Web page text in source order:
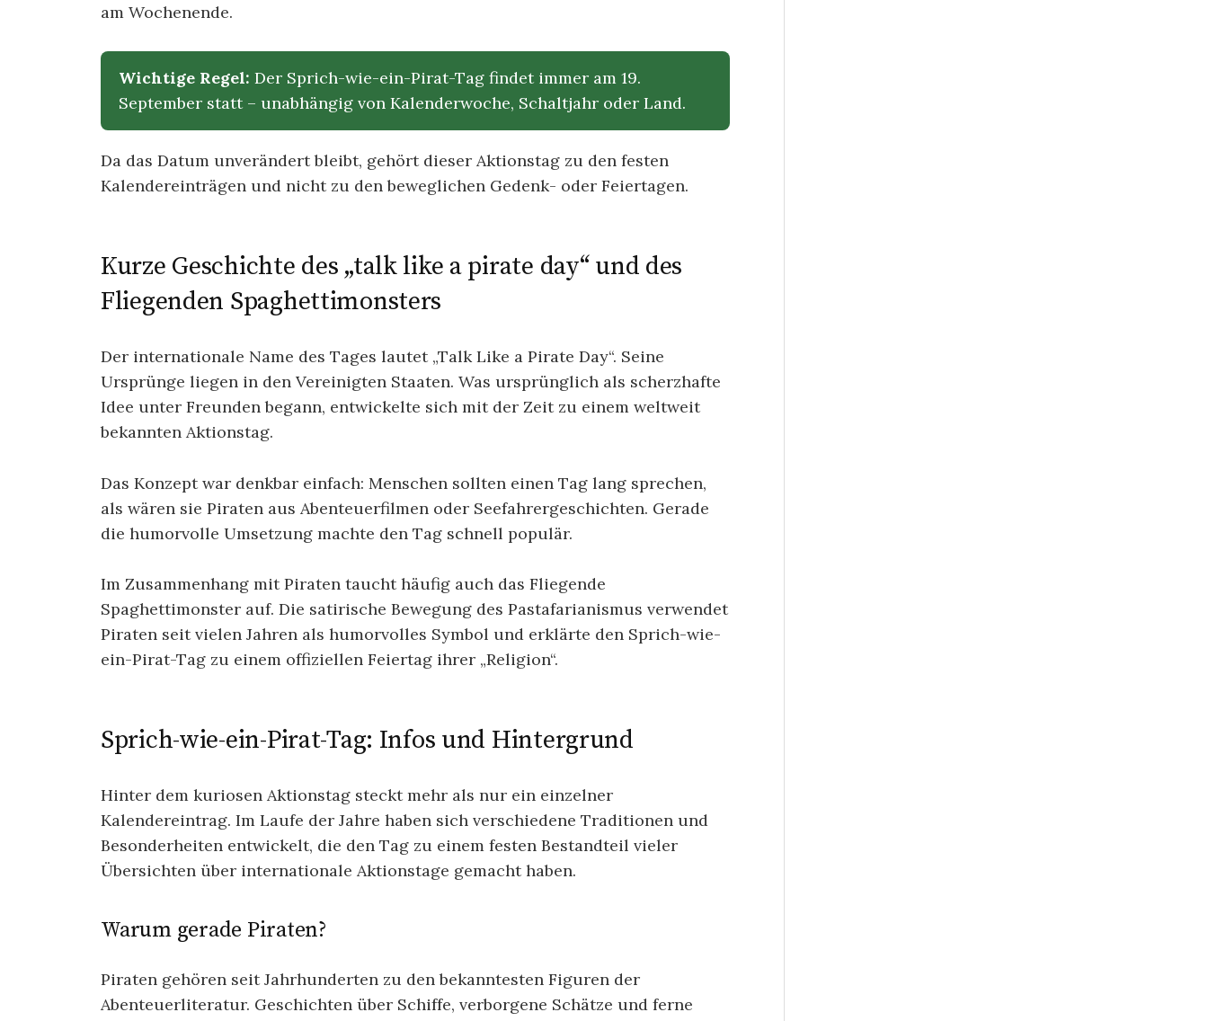
am Wochenende.
Wichtige Regel: Der Sprich-wie-ein-Pirat-Tag findet immer am 19.
September statt – unabhängig von Kalenderwoche, Schaltjahr oder Land.
Da das Datum unverändert bleibt, gehört dieser Aktionstag zu den festen
Kalendereinträgen und nicht zu den beweglichen Gedenk- oder Feiertagen.
Kurze Geschichte des „talk like a pirate day“ und des
Fliegenden Spaghettimonsters
Der internationale Name des Tages lautet „Talk Like a Pirate Day“. Seine
Ursprünge liegen in den Vereinigten Staaten. Was ursprünglich als scherzhafte
Idee unter Freunden begann, entwickelte sich mit der Zeit zu einem weltweit
bekannten Aktionstag.
Das Konzept war denkbar einfach: Menschen sollten einen Tag lang sprechen,
als wären sie Piraten aus Abenteuerfilmen oder Seefahrergeschichten. Gerade
die humorvolle Umsetzung machte den Tag schnell populär.
Im Zusammenhang mit Piraten taucht häufig auch das Fliegende
Spaghettimonster auf. Die satirische Bewegung des Pastafarianismus verwendet
Piraten seit vielen Jahren als humorvolles Symbol und erklärte den Sprich-wie-
ein-Pirat-Tag zu einem offiziellen Feiertag ihrer „Religion“.
Sprich-wie-ein-Pirat-Tag: Infos und Hintergrund
Hinter dem kuriosen Aktionstag steckt mehr als nur ein einzelner
Kalendereintrag. Im Laufe der Jahre haben sich verschiedene Traditionen und
Besonderheiten entwickelt, die den Tag zu einem festen Bestandteil vieler
Übersichten über internationale Aktionstage gemacht haben.
Warum gerade Piraten?
Piraten gehören seit Jahrhunderten zu den bekanntesten Figuren der
Abenteuerliteratur. Geschichten über Schiffe, verborgene Schätze und ferne